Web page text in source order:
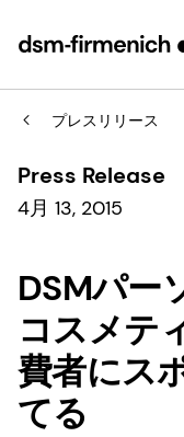
プレスリリース
Press Release
4月 13, 2015
DSMパー
コスメテ
費者にス
てる